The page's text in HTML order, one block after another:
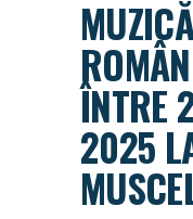
ÎNTRE
2025